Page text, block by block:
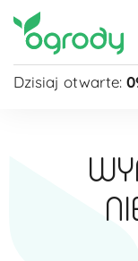
Dzisiaj otwarte:
Niedziela
Niedziela
zobacz więcej